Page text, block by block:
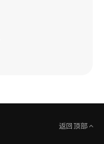
返回顶部